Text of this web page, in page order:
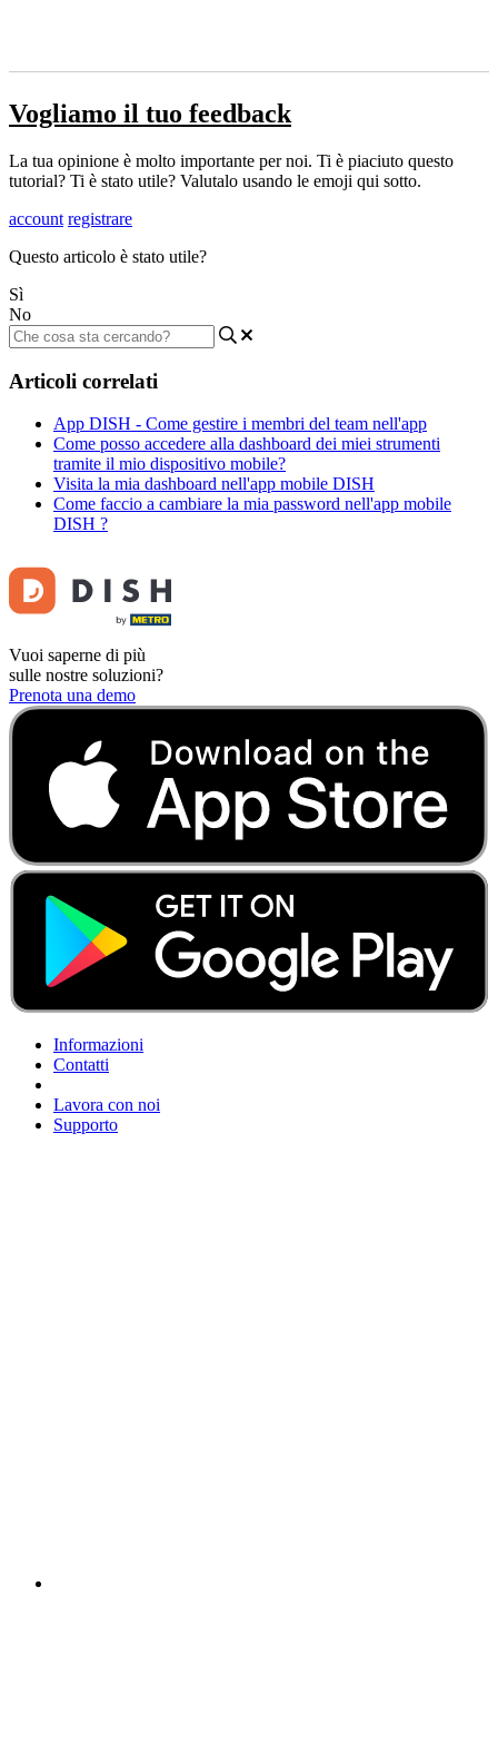
Vogliamo il tuo feedback
La tua opinione è molto importante per noi. Ti è piaciuto questo
tutorial? Ti è stato utile? Valutalo usando le emoji qui sotto.
account registrare
Questo articolo è stato utile?
Sì
No
Articoli correlati
App DISH - Come gestire i membri del team nell'app
Come posso accedere alla dashboard dei miei strumenti
tramite il mio dispositivo mobile?
Visita la mia dashboard nell'app mobile DISH
Come faccio a cambiare la mia password nell'app mobile
DISH ?
Vuoi saperne di più
sulle nostre soluzioni?
Prenota una demo
Informazioni
Contatti
Lavora con noi
Supporto